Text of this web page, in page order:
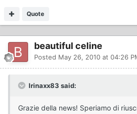
Quote
beautiful celine
Posted May 26, 2010 at 04:26
Irinaxx83 said:
Grazie della news! Speriamo di